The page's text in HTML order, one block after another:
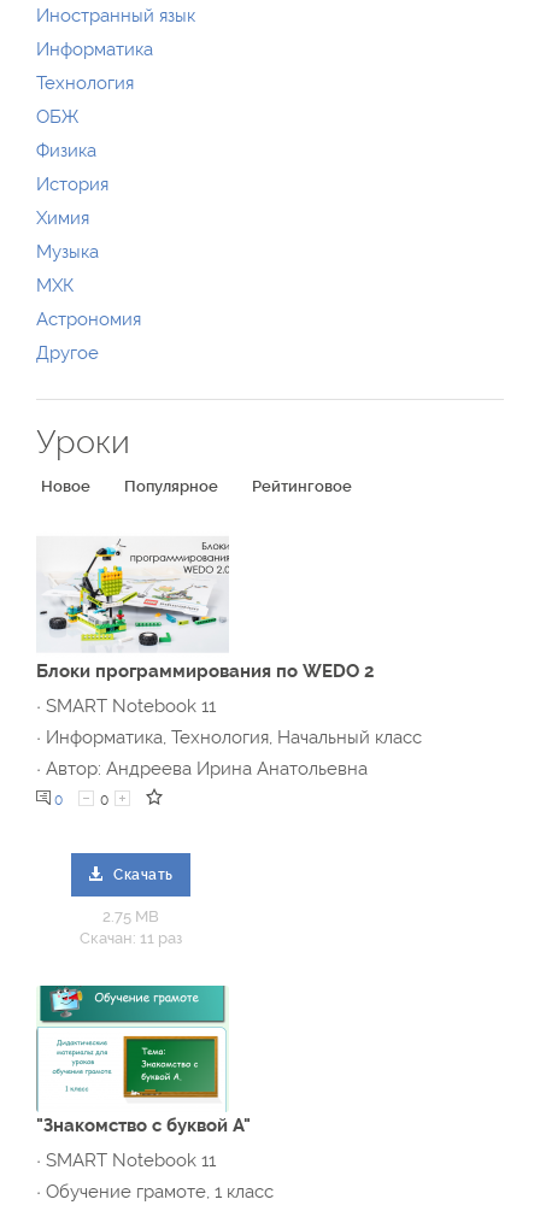
Иностранный язык
Информатика
Технология
ОБЖ
Физика
История
Химия
Музыка
МХК
Астрономия
Другое
Уроки
Новое Популярное Рейтинговое
Блоки программирования по WEDO 2
· SMART Notebook 11
· Информатика, Технология, Начальный класс
· Автор: Андреева Ирина Анатольевна
0 0
Скачать
2.75 MB
Скачан: 11 раз
"Знакомство с буквой А"
· SMART Notebook 11
· Обучение грамоте, 1 класс